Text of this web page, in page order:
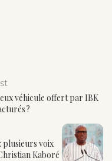
véhicule offert par IBK
?
plusieurs voix
Kaboré